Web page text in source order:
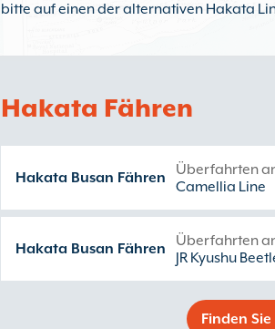
bitte auf einen der alternativen Hakata
Hakata Fähren
Hakata Busan Fähren
Überfahrten
Camellia Line
Hakata Busan Fähren
Überfahrten
JR Kyushu
Finden